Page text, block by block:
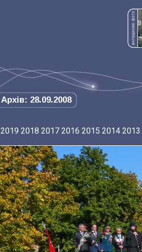
Архів: 28.09.2008
2019 2018 2017 2016 2015 2014 2013